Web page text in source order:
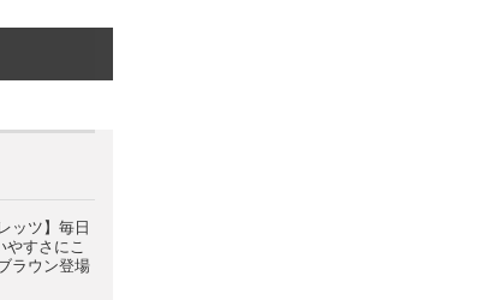
ッツ】毎日
やすさにこ
ラウン登場